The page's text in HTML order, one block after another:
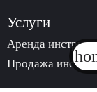
Услуги
Аренда
Продажа